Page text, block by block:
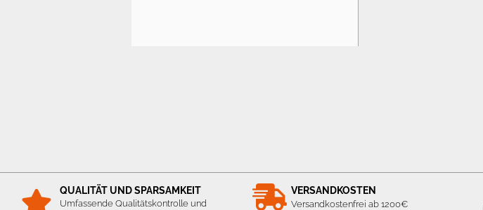
QUALITÄT UND SPARSAMKEIT
Umfassende Qualitätskontrolle und
VERSANDKOSTEN
Versandkostenfrei ab 1200€